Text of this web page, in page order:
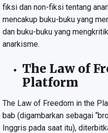
fiksi dan non-fiksi tentang
mencakup buku-buku yang
dan buku-buku yang
anarkisme.
The Law of
Platform
The Law of Freedom in the
bab (digambarkan sebagai
Inggris pada saat itu),